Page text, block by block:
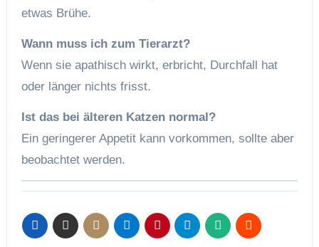
etwas Brühe.
Wann muss ich zum Tierarzt?
Wenn sie apathisch wirkt, erbricht, Durchfall hat
oder länger nichts frisst.
Ist das bei älteren Katzen normal?
Ein geringerer Appetit kann vorkommen, sollte aber
beobachtet werden.